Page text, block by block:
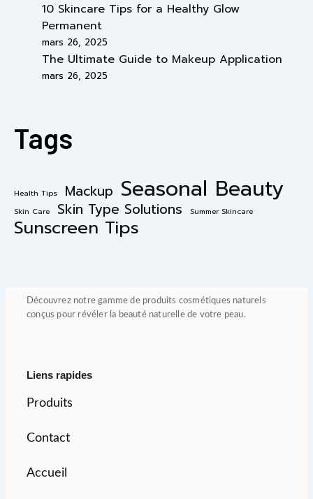
10 Skincare Tips for a Healthy Glow
Permanent
mars 26, 2025
The Ultimate Guide to Makeup Application
mars 26, 2025
Tags
Health Tips Mackup Seasonal Beauty
Skin Care Skin Type Solutions Summer Skincare
Sunscreen Tips
Découvrez notre gamme de produits cosmétiques naturels
conçus pour révéler la beauté naturelle de votre peau.
Liens rapides
Produits
Contact
Accueil